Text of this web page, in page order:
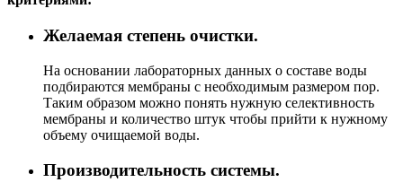
Желаемая степень очистки.
На основании лабораторных данных о составе воды
подбираются мембраны с необходимым размером пор.
Таким образом можно понять нужную селективность
мембраны и количество штук чтобы прийти к нужному
объему очищаемой воды.
Производительность системы.